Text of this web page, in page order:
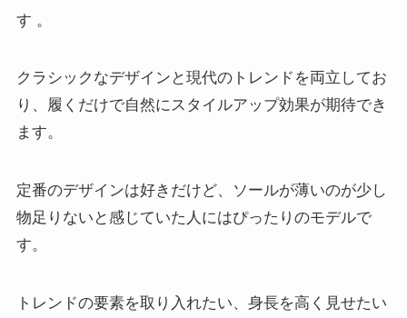
す 。
クラシックなデザインと現代のトレンドを両立してお
り、履くだけで自然にスタイルアップ効果が期待でき
ます。
定番のデザインは好きだけど、ソールが薄いのが少し
物足りないと感じていた人にはぴったりのモデルで
す。
トレンドの要素を取り入れたい、身長を高く見せたい